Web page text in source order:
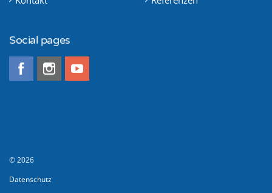
Social pages
© 2026
Datenschutz